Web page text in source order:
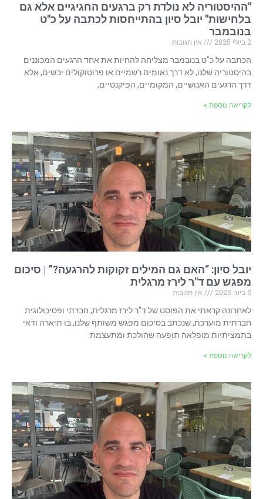
"ההיסטוריה לא נולדת רק ברגעים החגיגיים אלא גם
בלחישות" יובל סיון בהתייחסות לכתבה על כ"ט
בנובמבר
2 ביולי 2025
אין תגובות
הכתבה על כ"ט בנובמבר מצליחה להחיות את אחד הרגעים המכוננים
בהיסטוריה שלנו, לא דרך נאומים רשמיים או פרוטוקולים יבשים, אלא
דרך הרגעים האנושיים, המקומיים, הפיקנטיים,
לקריאה נוספת »
יובל סיון: “האם גם המילים זקוקות להרגעה?” | סיכום
מפגש עם ד"ר לירז מרגלית
5 ביוני 2025
אין תגובות
לאחרונה קראתי את הפוסט של ד"ר לירז מרגלית, חברתי ופסיכולוגית
חברתית מוערכת, שנכתב בסיכום מפגש משותף שלנו, בו תיארה ודאי
בתמציתיות מופלאה תופעה שהולכת ומתעצמת:
לקריאה נוספת »